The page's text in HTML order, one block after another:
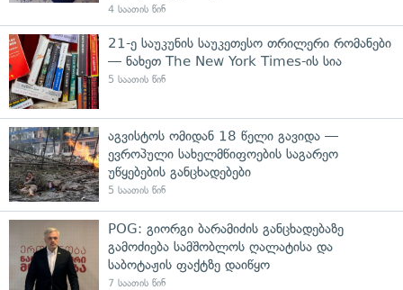
4 საათის წინ
21-ე საუკუნის საუკეთესო თრილერი რომანები
— ნახეთ The New York Times-ის სია
5 საათის წინ
აგვისტოს ომიდან 18 წელი გავიდა —
ევროპული სახელმწიფოების საგარეო
უწყებების განცხადებები
5 საათის წინ
POG: გიორგი ბარამიძის განცხადებაზე
გამოძიება სამშობლოს ღალატისა და
საბოტაჟის ფაქტზე დაიწყო
7 საათის წინ